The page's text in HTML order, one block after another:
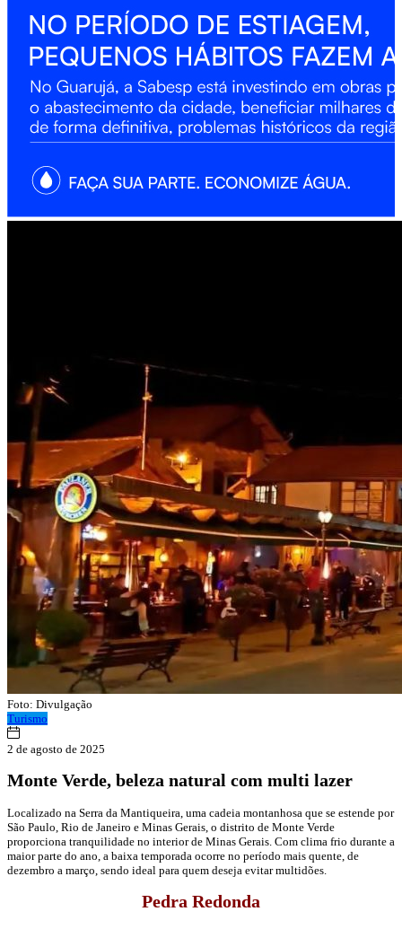
Foto: Divulgação
Turismo
2 de agosto de 2025
Monte Verde, beleza natural com multi lazer
Localizado na Serra da Mantiqueira, uma cadeia montanhosa que se estende por
São Paulo, Rio de Janeiro e Minas Gerais, o distrito de Monte Verde
proporciona tranquilidade no interior de Minas Gerais. Com clima frio durante a
maior parte do ano, a baixa temporada ocorre no período mais quente, de
dezembro a março, sendo ideal para quem deseja evitar multidões.
Pedra Redonda